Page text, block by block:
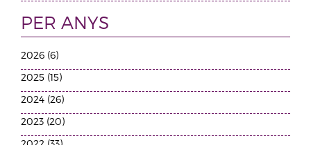
PER ANYS
2026 (6)
2025 (15)
2024 (26)
2023 (20)